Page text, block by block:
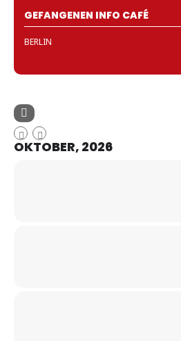
GEFANGENEN INFO CAFÉ
BERLIN
OKTOBER, 2026